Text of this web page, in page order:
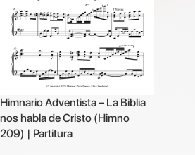
Himnario Adventista – La Biblia
nos habla de Cristo (Himno
209) | Partitura